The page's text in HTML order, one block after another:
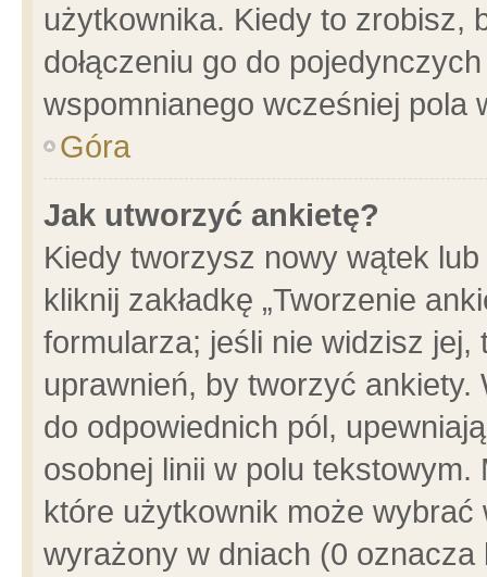
użytkownika. Kiedy to zrobisz,
dołączeniu go do
wspomnianego wcześniej pola
Góra
Jak utworzyć ankietę?
Kiedy tworzysz nowy wątek
kliknij zakładkę „Tworzenie
formularza; jeśli nie widzisz
uprawnień, by tworzyć ankiety.
do odpowiednich pól,
osobnej linii w polu
które użytkownik może
wyrażony w dniach (0